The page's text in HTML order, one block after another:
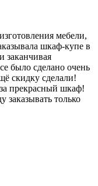
мебели,
шкаф-купе в
заканчивая
было сделано очень
скидку сделали!
за прекрасный шкаф!
заказывать только